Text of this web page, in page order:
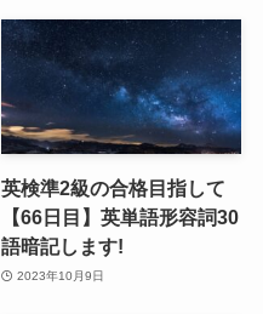
英検準2級の合格目指して
【66日目】英単語形容詞30
語暗記します!
2023年10月9日